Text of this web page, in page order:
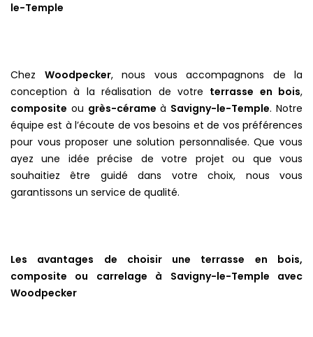
le-Temple
Chez Woodpecker, nous vous accompagnons de la
conception à la réalisation de votre terrasse en bois,
composite ou grès-cérame à Savigny-le-Temple. Notre
équipe est à l’écoute de vos besoins et de vos préférences
pour vous proposer une solution personnalisée. Que vous
ayez une idée précise de votre projet ou que vous
souhaitiez être guidé dans votre choix, nous vous
garantissons un service de qualité.
Les avantages de choisir une terrasse en bois,
composite ou carrelage à Savigny-le-Temple avec
Woodpecker